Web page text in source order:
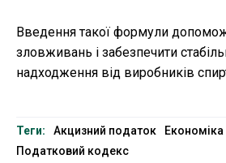
Введення такої формули
зловживань і забезпечити
надходження від виробників
Теги: Акцизний податок Економіка
Податковий кодекс